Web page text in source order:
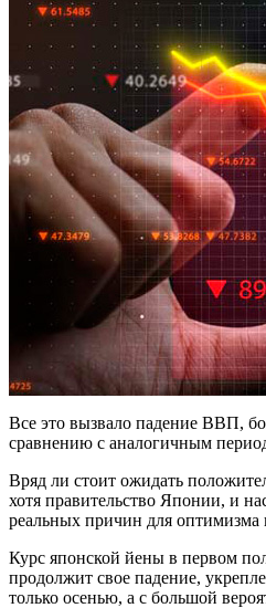
Все это вызвало падение ВВП,
сравнению с аналогичным
Вряд ли стоит ожидать
хотя правительство Японии, и
реальных причин для оптимизма
Курс японской йены в первом
продолжит свое падение,
только осенью, а с большой